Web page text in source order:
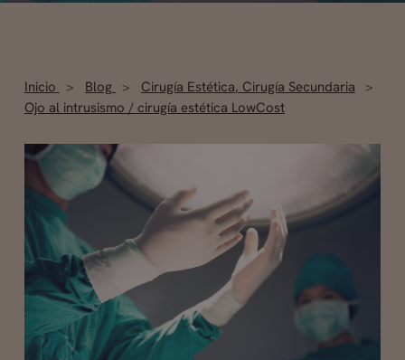
Inicio Blog Cirugía Estética, Cirugía Secundaria
Ojo al intrusismo / cirugía estética LowCost